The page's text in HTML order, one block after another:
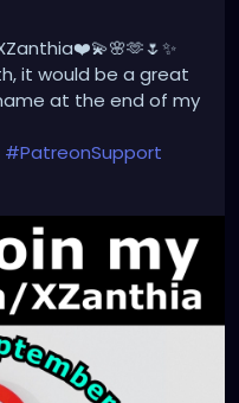
it would be a great
at the end of my
#PatreonSupport
#MembersOnly